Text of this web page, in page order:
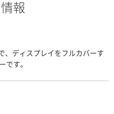
報
、ディスプレイをフルカバーす
です。